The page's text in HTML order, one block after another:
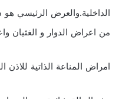
الداخلية.والعرض الرئيسي هو
من اعراض الدوار و الغثيان
امراض المناعة الذاتية للاذن